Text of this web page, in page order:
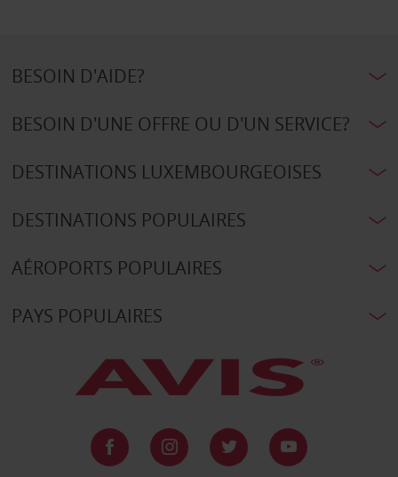
BESOIN D'AIDE?
BESOIN D'UNE OFFRE OU D'UN SERVICE?
DESTINATIONS LUXEMBOURGEOISES
DESTINATIONS POPULAIRES
AÉROPORTS POPULAIRES
PAYS POPULAIRES